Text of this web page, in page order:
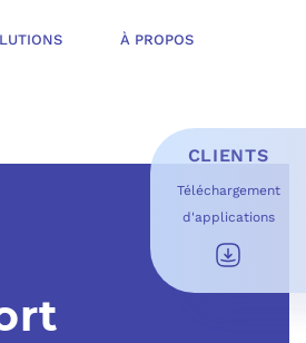
À PROPOS
CLIENTS
Téléchargement
d'applications